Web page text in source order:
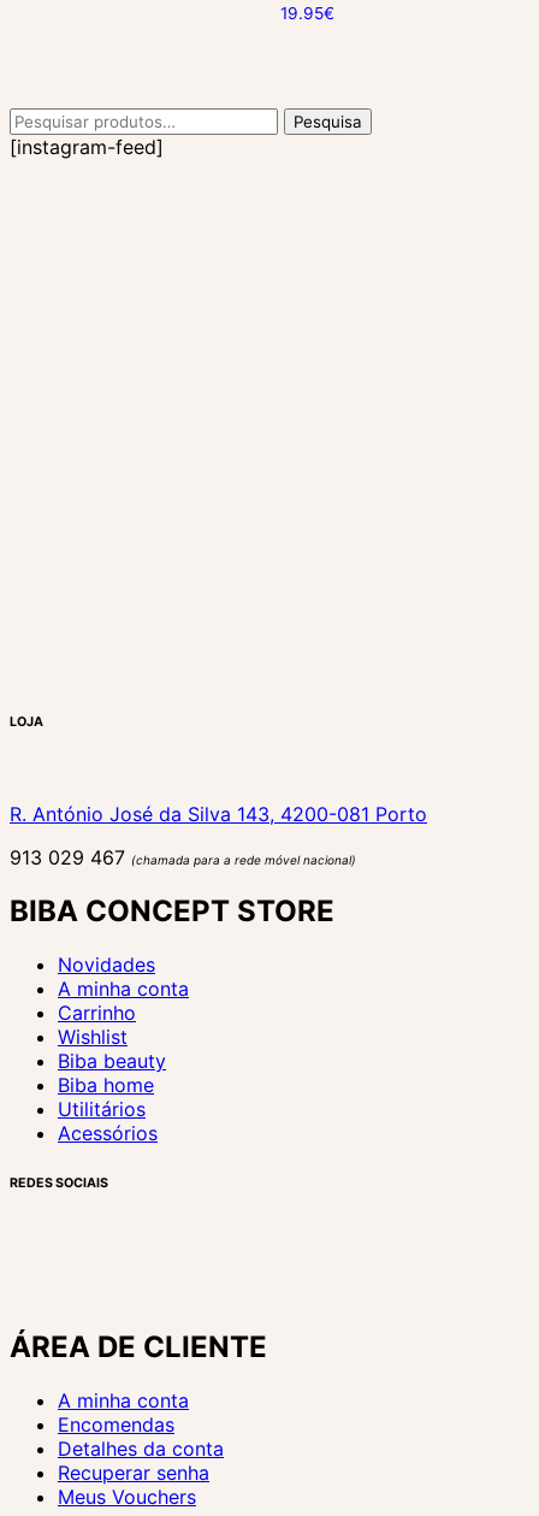
19.95€
Pesquisar
por:
Pesquisa
[instagram-feed]
LOJA
R. António José da Silva 143, 4200-081 Porto
913 029 467 (chamada para a rede móvel nacional)
BIBA CONCEPT STORE
Novidades
A minha conta
Carrinho
Wishlist
Biba beauty
Biba home
Utilitários
Acessórios
REDES SOCIAIS
ÁREA DE CLIENTE
A minha conta
Encomendas
Detalhes da conta
Recuperar senha
Meus Vouchers